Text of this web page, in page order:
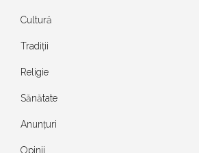
Cultură
Tradiții
Religie
Sănătate
Anunțuri
Opinii